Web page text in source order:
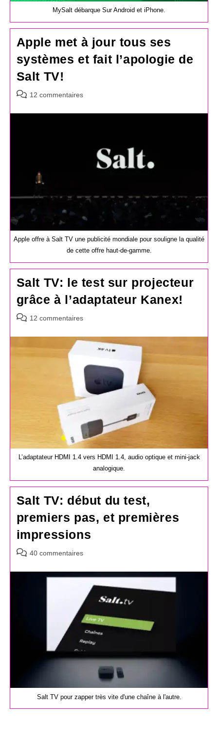
MySalt débarque Sur Android et iPhone.
Apple met à jour tous ses
systèmes et fait l’apologie de
Salt TV!
Commentaires
la
12 commentaires
Apple offre à Salt TV une publicité mondiale pour souligne la qualité
de cette offre haut-de-gamme.
Salt TV: le test sur projecteur
grâce à l’adaptateur Kanex!
Commentaires
la
publication :
12 commentaires
L’adaptateur HDMI 1.4 vers HDMI 1.4, audio optique et mini-jack
analogique.
Salt TV: début du test,
premiers pas, et premières
impressions
Commentaires
la
40 commentaires
Salt TV pour zapper très vite d'une chaîne à l'autre.